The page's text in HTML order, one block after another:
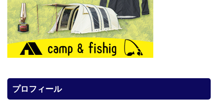
プロフィール